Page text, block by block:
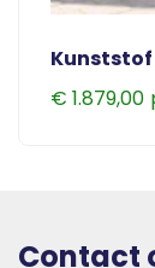
€ 1.879,00
Contact